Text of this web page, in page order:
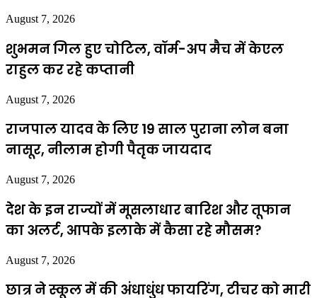
August 7, 2026
शुभमन गिल हुए चोटिल, वॉर्म-अप मैच में केएल
राहुल कर रहे कप्तानी
August 7, 2026
राजपाल यादव के लिए 19 साल पुराना लोन बना
नासूर, नीलाम होगी पैतृक जायदाद
August 7, 2026
देश के इन राज्यों में मूसलाधार बारिश और तूफान
का अलर्ट, आपके इलाके में कैसा रहे मौसम?
August 7, 2026
छात्र ने स्कूल में की अंधाधुंध फायरिंग, टीचर को मारी